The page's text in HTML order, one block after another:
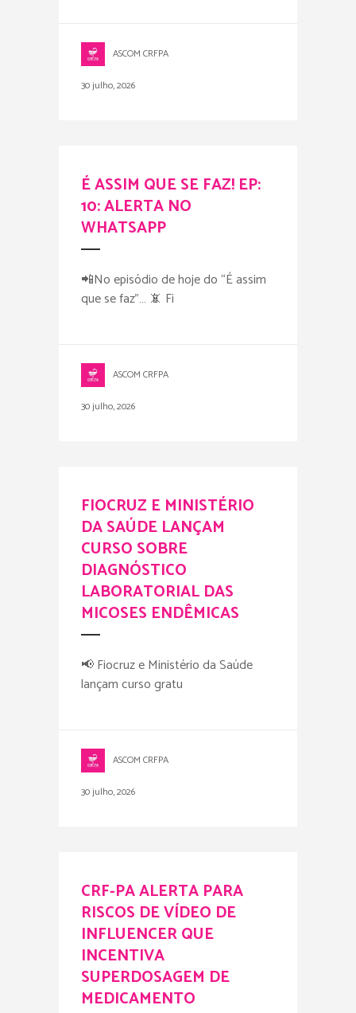
ASCOM CRFPA
30 julho, 2026
É ASSIM QUE SE FAZ! EP:
10: ALERTA NO
WHATSAPP
📲No episódio de hoje do “É assim
que se faz”… 📵 Fi
ASCOM CRFPA
30 julho, 2026
FIOCRUZ E MINISTÉRIO
DA SAÚDE LANÇAM
CURSO SOBRE
DIAGNÓSTICO
LABORATORIAL DAS
MICOSES ENDÊMICAS
📢 Fiocruz e Ministério da Saúde
lançam curso gratu
ASCOM CRFPA
30 julho, 2026
CRF-PA ALERTA PARA
RISCOS DE VÍDEO DE
INFLUENCER QUE
INCENTIVA
SUPERDOSAGEM DE
MEDICAMENTO